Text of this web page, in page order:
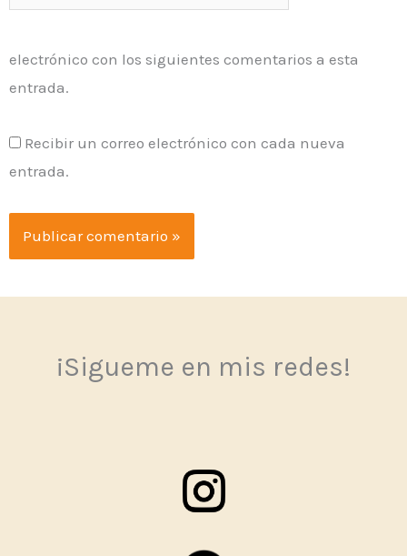
electrónico con los siguientes comentarios a esta
entrada.
Recibir un correo electrónico con cada nueva
entrada.
¡Sigueme en mis redes!